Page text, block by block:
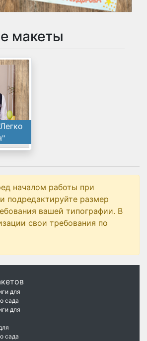
макеты
началом работы при
подредактируйте размер
вашей типографии. В
свои требования по
для
сада
для
сада